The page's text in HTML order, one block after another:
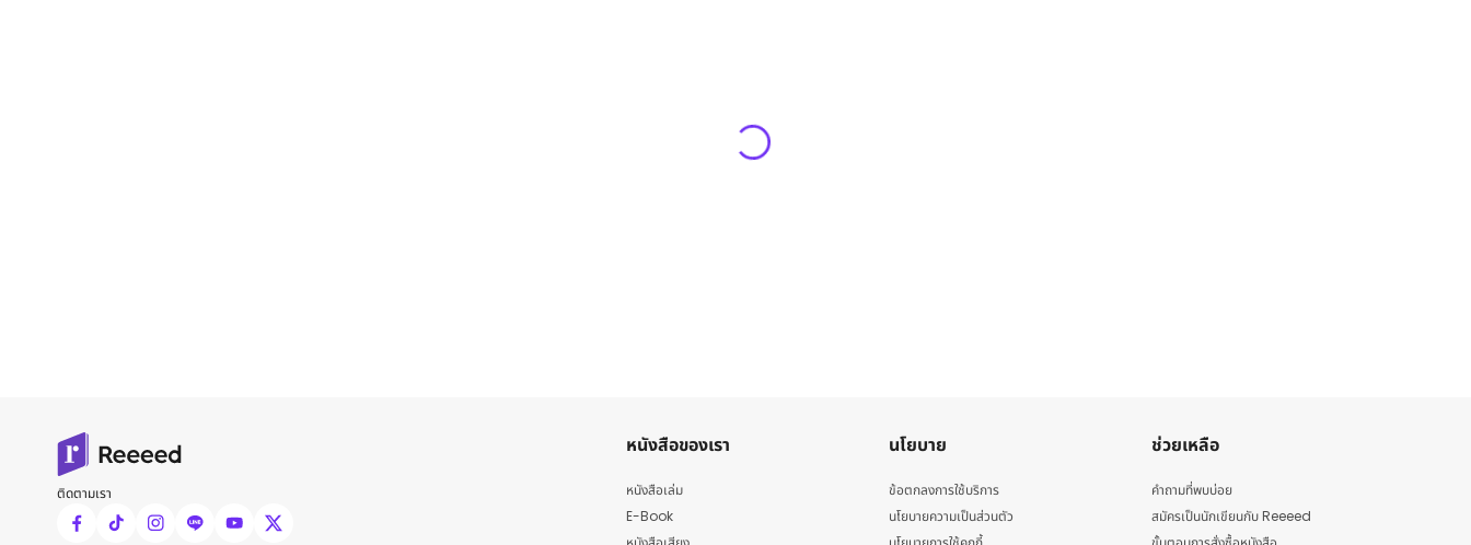
ติดตามเรา
หนังสือของเรา
หนังสือเล่ม
E-Book
นโยบาย
ข้อตกลงการใช้บริการ
นโยบายความเป็นส่วนตัว
ช่วยเหลือ
คำถามที่พบบ่อย
สมัครเป็นนักเขียนกับ Reeeed